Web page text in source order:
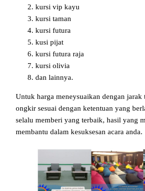
kursi vip kayu
kursi taman
kursi futura
kusi pijat
kursi futura raja
kursi olivia
dan lainnya.
Untuk harga meneysuaikan dengan jarak
ongkir sesuai dengan ketentuan yang
selalu memberi yang terbaik, hasil yang
membantu dalam kesuksesan acara anda.